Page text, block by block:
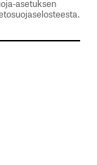
asetuksen